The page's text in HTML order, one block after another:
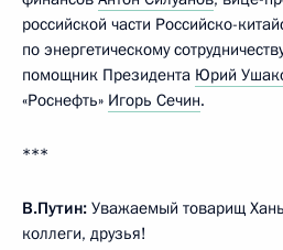
российской части Российско-
по энергетическому
помощник Президента Юрий
«Роснефть» Игорь Сечин.
***
В.Путин: Уважаемый товарищ
коллеги, друзья!